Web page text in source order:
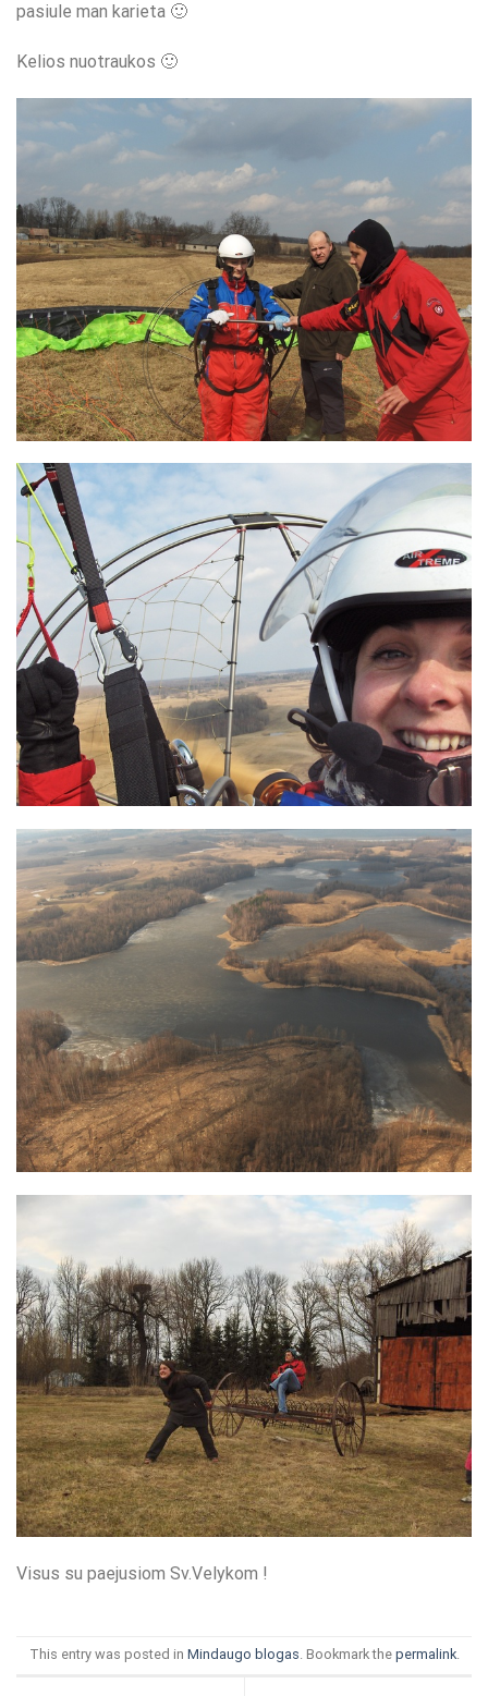
pasiule man karieta 🙂
Kelios nuotraukos 🙂
Visus su paejusiom Sv.Velykom !
This entry was posted in Mindaugo blogas. Bookmark the permalink.